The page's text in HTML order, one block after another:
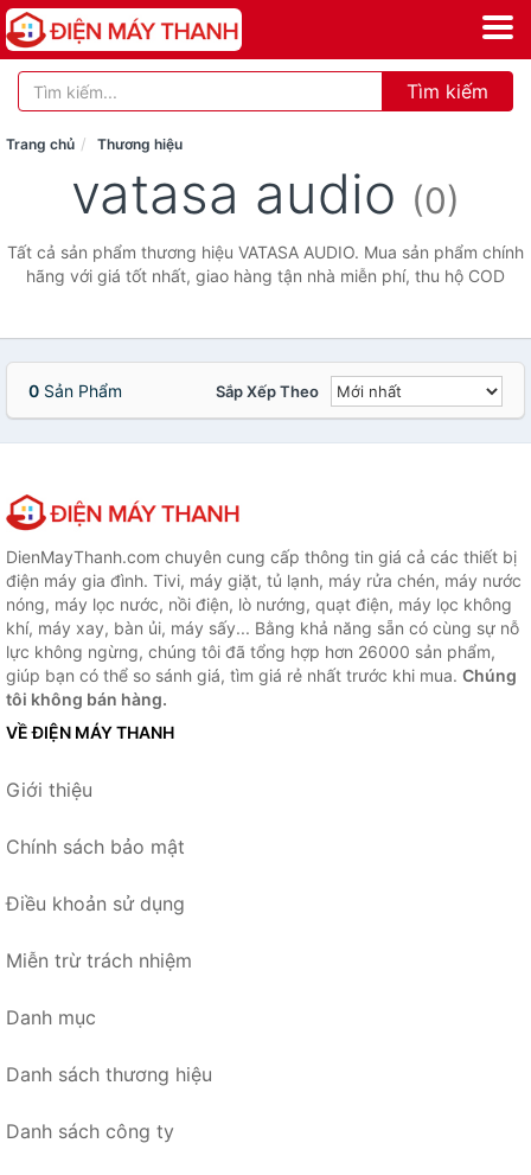
Tìm kiếm
Trang chủ Thương hiệu
vatasa audio (0)
Tất cả sản phẩm thương hiệu VATASA AUDIO. Mua sản phẩm chính
hãng với giá tốt nhất, giao hàng tận nhà miễn phí, thu hộ COD
0 Sản Phẩm Sắp Xếp Theo
DienMayThanh.com chuyên cung cấp thông tin giá cả các thiết bị
điện máy gia đình. Tivi, máy giặt, tủ lạnh, máy rửa chén, máy nước
nóng, máy lọc nước, nồi điện, lò nướng, quạt điện, máy lọc không
khí, máy xay, bàn ủi, máy sấy... Bằng khả năng sẵn có cùng sự nỗ
lực không ngừng, chúng tôi đã tổng hợp hơn 26000 sản phẩm,
giúp bạn có thể so sánh giá, tìm giá rẻ nhất trước khi mua. Chúng
tôi không bán hàng.
VỀ ĐIỆN MÁY THANH
Giới thiệu
Chính sách bảo mật
Điều khoản sử dụng
Miễn trừ trách nhiệm
Danh mục
Danh sách thương hiệu
Danh sách công ty